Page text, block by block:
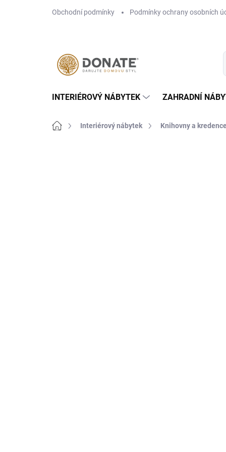
Obchodní podmínky Podmínky ochrany osobních
INTERIÉROVÝ NÁBYTEK ZAHRADNÍ
Domů Interiérový nábytek Knihovny a kredence